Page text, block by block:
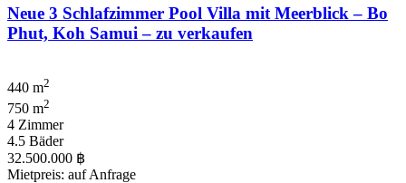
Neue 3 Schlafzimmer Pool Villa mit Meerblick – Bo
Phut, Koh Samui – zu verkaufen
440 m2
750 m2
4 Zimmer
4.5 Bäder
32.500.000 ฿
Mietpreis: auf Anfrage